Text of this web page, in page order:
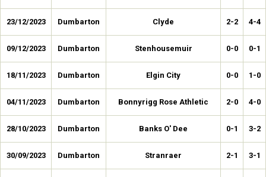
23/12/2023 Dumbarton Clyde 2-2 4-4
09/12/2023 Dumbarton Stenhousemuir 0-0 0-1
18/11/2023 Dumbarton Elgin City 0-0 1-0
04/11/2023 Dumbarton Bonnyrigg Rose Athletic 2-0 4-0
28/10/2023 Dumbarton Banks O' Dee 0-1 3-2
30/09/2023 Dumbarton Stranraer 2-1 3-1